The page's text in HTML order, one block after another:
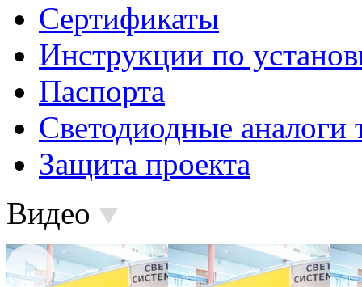
Сертификаты
Инструкции по
Паспорта
Светодиодные аналоги
Защита проекта
Видео